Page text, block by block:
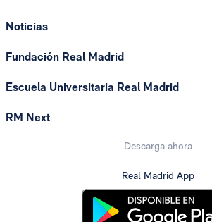
Noticias
Fundación Real Madrid
Escuela Universitaria Real Madrid
RM Next
Descarga ahora
Real Madrid App